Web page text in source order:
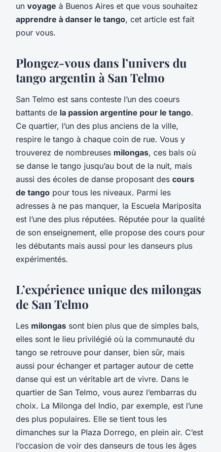
un voyage à Buenos Aires et que vous souhaitez
apprendre à danser le tango, cet article est fait
pour vous.
Plongez-vous dans l’univers du
tango argentin à San Telmo
San Telmo est sans conteste l’un des coeurs
battants de la passion argentine pour le tango.
Ce quartier, l’un des plus anciens de la ville,
respire le tango à chaque coin de rue. Vous y
trouverez de nombreuses milongas, ces bals où
se danse le tango jusqu’au bout de la nuit, mais
aussi des écoles de danse proposant des cours
de tango pour tous les niveaux. Parmi les
adresses à ne pas manquer, la Escuela Mariposita
est l’une des plus réputées. Réputée pour la qualité
de son enseignement, elle propose des cours pour
les débutants mais aussi pour les danseurs plus
expérimentés.
L’expérience unique des milongas
de San Telmo
Les milongas sont bien plus que de simples bals,
elles sont le lieu privilégié où la communauté du
tango se retrouve pour danser, bien sûr, mais
aussi pour échanger et partager autour de cette
danse qui est un véritable art de vivre. Dans le
quartier de San Telmo, vous aurez l’embarras du
choix. La Milonga del Indio, par exemple, est l’une
des plus populaires. Elle se tient tous les
dimanches sur la Plaza Dorrego, en plein air. C’est
l’occasion de voir des danseurs de tous les âges